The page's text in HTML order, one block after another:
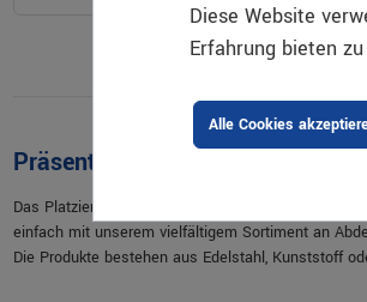
Präsentieren Sie Ihre Speisen für
Das Platzieren von Snacks, belegten Brötchen
einfach mit unserem vielfältigem Sortiment an
Die Produkte bestehen aus Edelstahl, Kunststoff
Diese Website
Erfahrung bieten
Alle Cookies